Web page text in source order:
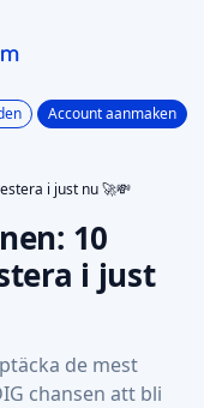
Account aanmaken
i just nu 🚀💸
10
i just
de mest
chansen att bli